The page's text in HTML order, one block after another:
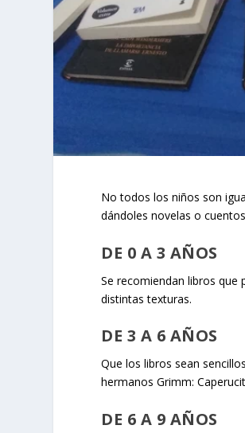
No todos los niños son
dándoles novelas o
DE 0 A 3 AÑOS
Se recomiendan libros
distintas texturas.
DE 3 A 6 AÑOS
Que los libros sean
hermanos Grimm:
DE 6 A 9 AÑOS